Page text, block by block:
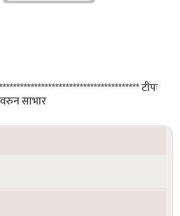
टीपः
साभार